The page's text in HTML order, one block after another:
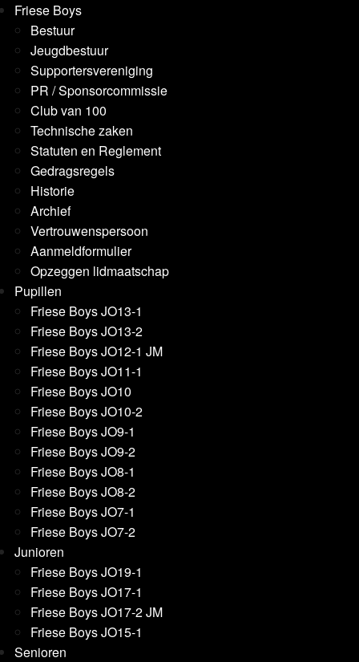
Friese Boys
Bestuur
Jeugdbestuur
Supportersvereniging
PR / Sponsorcommissie
Club van 100
Technische zaken
Statuten en Reglement
Gedragsregels
Historie
Archief
Vertrouwenspersoon
Aanmeldformulier
Opzeggen lidmaatschap
Pupillen
Friese Boys JO13-1
Friese Boys JO13-2
Friese Boys JO12-1 JM
Friese Boys JO11-1
Friese Boys JO10
Friese Boys JO10-2
Friese Boys JO9-1
Friese Boys JO9-2
Friese Boys JO8-1
Friese Boys JO8-2
Friese Boys JO7-1
Friese Boys JO7-2
Junioren
Friese Boys JO19-1
Friese Boys JO17-1
Friese Boys JO17-2 JM
Friese Boys JO15-1
Senioren